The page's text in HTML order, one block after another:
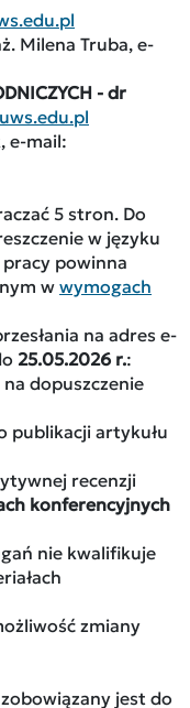
Milena Truba, e-
- dr
e-mail:
5 stron. Do
w języku
powinna
w wymogach
na adres e-
25.05.2026 r.:
dopuszczenie
publikacji artykułu
recenzji
konferencyjnych
nie kwalifikuje
zmiany
jest do